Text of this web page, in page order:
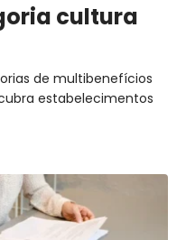
cultura
de multibenefícios
estabelecimentos